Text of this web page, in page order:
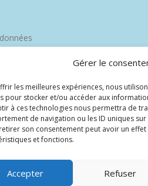
Gérer le
les meilleures expériences, nous
pour stocker et/ou accéder aux
à ces technologies nous permettra de
de navigation ou les ID uniques
son consentement peut avoir un
et fonctions.
Accepter Refuser